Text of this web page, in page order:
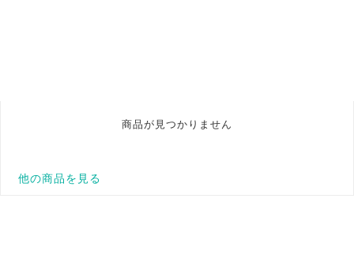
商品が見つかりません
他の商品を見る